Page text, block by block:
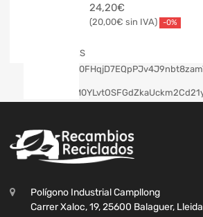
24,20€
20,00€ -0%
Polígono Industrial Campllong
Carrer Xaloc, 19, 25600 Balaguer, Lleida